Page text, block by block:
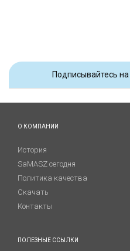
Подписывайтесь на
О КОМПАНИИ
История
SaMASZ сегодня
Политика качества
Скачать
Контакты
ПОЛЕЗНЫЕ ССЫЛКИ